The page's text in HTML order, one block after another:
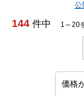
公
144 件中 1～20